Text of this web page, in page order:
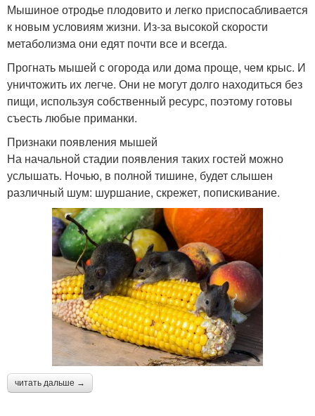
Мышиное отродье плодовито и легко приспосабливается
к новым условиям жизни. Из-за высокой скорости
метаболизма они едят почти все и всегда.
Прогнать мышей с огорода или дома проще, чем крыс. И
уничтожить их легче. Они не могут долго находиться без
пищи, используя собственный ресурс, поэтому готовы
съесть любые приманки.
Признаки появления мышей
На начальной стадии появления таких гостей можно
услышать. Ночью, в полной тишине, будет слышен
различный шум: шуршание, скрежет, попискивание.
читать дальше →